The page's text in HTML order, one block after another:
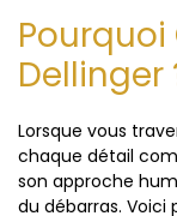
Dellinger
Lorsque vous
chaque détail
son approche
du débarras. Voici